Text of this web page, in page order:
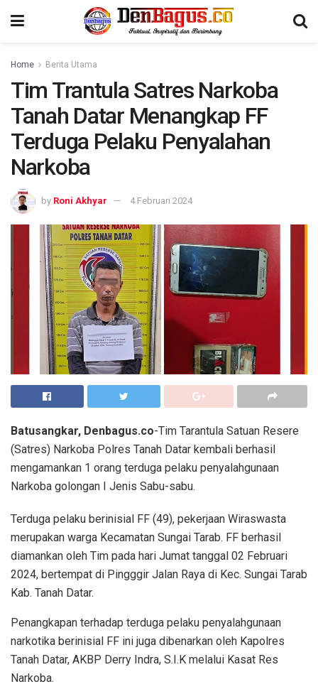
Home Berita Utama
Tim Trantula Satres Narkoba
Tanah Datar Menangkap FF
Terduga Pelaku Penyalahan
Narkoba
by Roni Akhyar 4 Februari 2024
Batusangkar, Denbagus.co-Tim Tarantula Satuan Resere
(Satres) Narkoba Polres Tanah Datar kembali berhasil
mengamankan 1 orang terduga pelaku penyalahgunaan
Narkoba golongan I Jenis Sabu-sabu.
Terduga pelaku berinisial FF (49), pekerjaan Wiraswasta
merupakan warga Kecamatan Sungai Tarab. FF berhasil
diamankan oleh Tim pada hari Jumat tanggal 02 Februari
2024, bertempat di Pingggir Jalan Raya di Kec. Sungai Tarab
Kab. Tanah Datar.
Penangkapan terhadap terduga pelaku penyalahgunaan
narkotika berinisial FF ini juga dibenarkan oleh Kapolres
Tanah Datar, AKBP Derry Indra, S.I.K melalui Kasat Res
Narkoba.